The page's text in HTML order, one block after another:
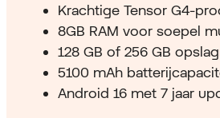
Krachtige Tensor G4-
8GB RAM voor soepel
128 GB of 256 GB
5100 mAh
Android 16 met 7 jaar